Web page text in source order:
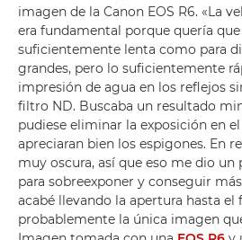
imagen de la Canon EOS R6. «La
era fundamental porque quería que
suficientemente lenta como para
grandes, pero lo suficientemente
impresión de agua en los reflejos
filtro ND. Buscaba un resultado
pudiese eliminar la exposición en
apreciaran bien los espigones. En
muy oscura, así que eso me dio
para sobreexponer y conseguir
acabé llevando la apertura hasta el
probablemente la única imagen